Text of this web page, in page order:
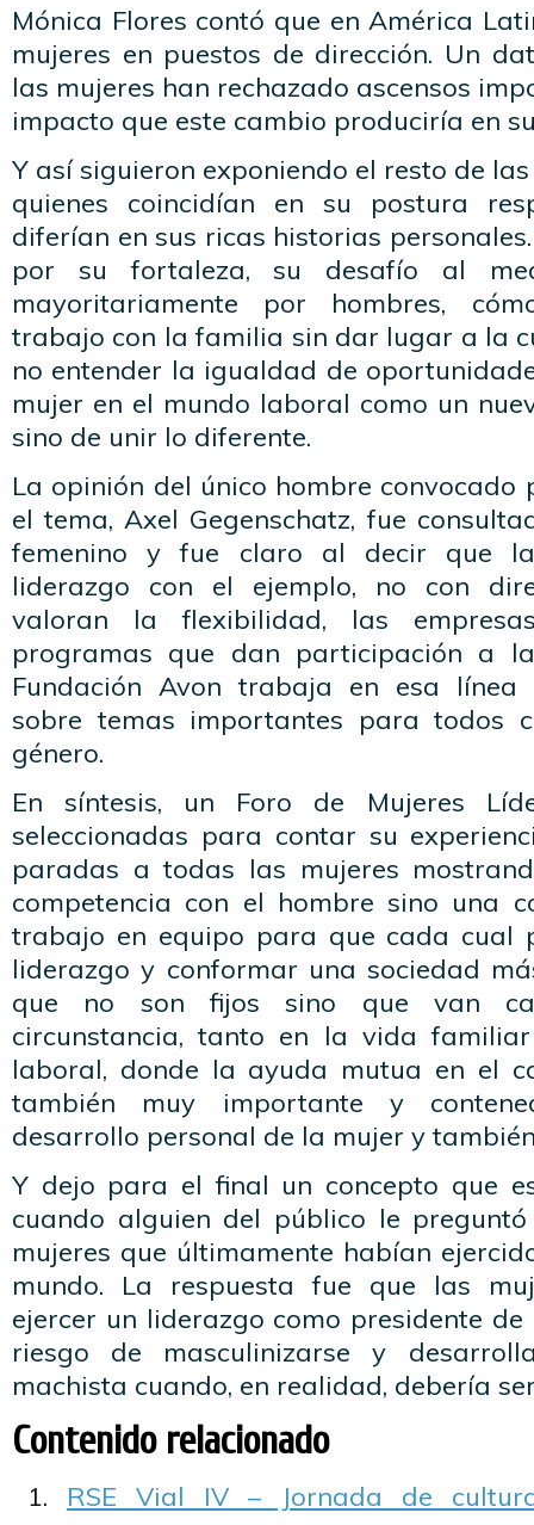
Mónica Flores contó que en América
mujeres en puestos de dirección. Un
las mujeres han rechazado ascensos
impacto que este cambio produciría en
Y así siguieron exponiendo el resto de
quienes coincidían en su postura
diferían en sus ricas historias
por su fortaleza, su desafío al
mayoritariamente por hombres,
trabajo con la familia sin dar lugar a la
no entender la igualdad de
mujer en el mundo laboral como un
sino de unir lo diferente.
La opinión del único hombre convocado
el tema, Axel Gegenschatz, fue
femenino y fue claro al decir que
liderazgo con el ejemplo, no con
valoran la flexibilidad, las
programas que dan participación a
Fundación Avon trabaja en esa línea
sobre temas importantes para todos
género.
En síntesis, un Foro de Mujeres
seleccionadas para contar su
paradas a todas las mujeres
competencia con el hombre sino una
trabajo en equipo para que cada cual
liderazgo y conformar una sociedad
que no son fijos sino que van
circunstancia, tanto en la vida
laboral, donde la ayuda mutua en el
también muy importante y
desarrollo personal de la mujer y
Y dejo para el final un concepto que
cuando alguien del público le
mujeres que últimamente habían
mundo. La respuesta fue que las
ejercer un liderazgo como presidente
riesgo de masculinizarse y
machista cuando, en realidad, debería
Contenido relacionado
RSE Vial IV – Jornada de